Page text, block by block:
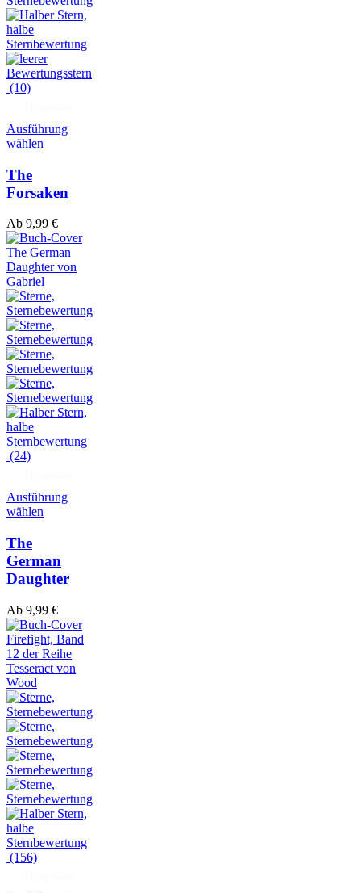
(10)
Ausführung
wählen
The
Forsaken
Ab 9,99 €
(24)
Ausführung
wählen
The
German
Daughter
Ab 9,99 €
(156)